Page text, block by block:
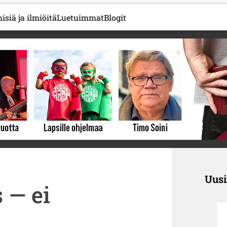
ja ilmiöitäLuetuimmatBlogit
— ei